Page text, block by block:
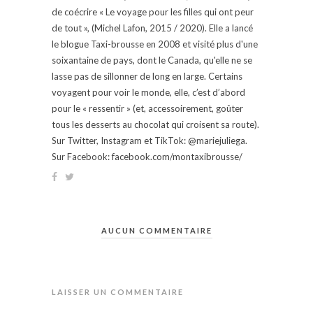
de coécrire « Le voyage pour les filles qui ont peur
de tout », (Michel Lafon, 2015 / 2020). Elle a lancé
le blogue Taxi-brousse en 2008 et visité plus d'une
soixantaine de pays, dont le Canada, qu'elle ne se
lasse pas de sillonner de long en large. Certains
voyagent pour voir le monde, elle, c’est d’abord
pour le « ressentir » (et, accessoirement, goûter
tous les desserts au chocolat qui croisent sa route).
Sur Twitter, Instagram et TikTok: @mariejuliega.
Sur Facebook: facebook.com/montaxibrousse/
AUCUN COMMENTAIRE
LAISSER UN COMMENTAIRE